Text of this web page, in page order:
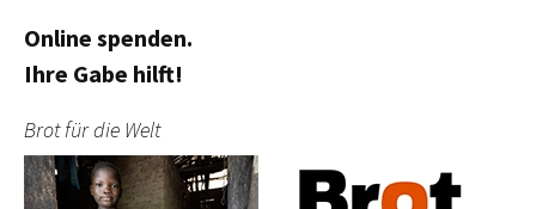
Online spenden.
Ihre Gabe hilft!
Brot für die Welt